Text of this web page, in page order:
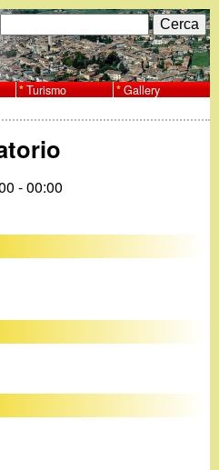
F
o
r
m
d
r
c
r
C
e
r
c
Turismo Gallery
- 00:00